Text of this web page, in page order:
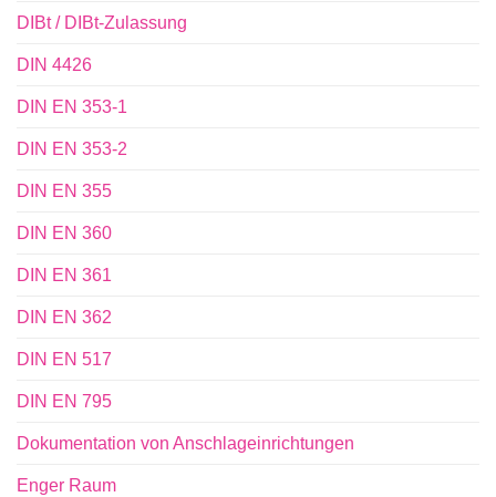
DIBt / DIBt-Zulassung
DIN 4426
DIN EN 353-1
DIN EN 353-2
DIN EN 355
DIN EN 360
DIN EN 361
DIN EN 362
DIN EN 517
DIN EN 795
Dokumentation von Anschlageinrichtungen
Enger Raum